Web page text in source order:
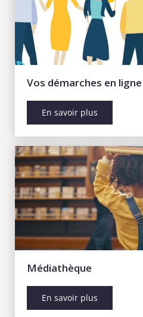
Vos démarches en ligne
En savoir plus
Médiathèque
En savoir plus